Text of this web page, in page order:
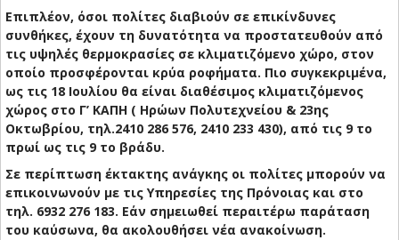
Επιπλέον, όσοι πολίτες διαβιούν σε επικίνδυνες
συνθήκες, έχουν τη δυνατότητα να προστατευθούν από
τις υψηλές θερμοκρασίες σε κλιματιζόμενο χώρο, στον
οποίο προσφέρονται κρύα ροφήματα. Πιο συγκεκριμένα,
ως τις 18 Ιουλίου θα είναι διαθέσιμος κλιματιζόμενος
χώρος στο Γ’ ΚΑΠΗ ( Ηρώων Πολυτεχνείου & 23ης
Οκτωβρίου, τηλ.2410 286 576, 2410 233 430), από τις 9 το
πρωί ως τις 9 το βράδυ.
Σε περίπτωση έκτακτης ανάγκης οι πολίτες μπορούν να
επικοινωνούν με τις Υπηρεσίες της Πρόνοιας και στο
τηλ. 6932 276 183. Εάν σημειωθεί περαιτέρω παράταση
του καύσωνα, θα ακολουθήσει νέα ανακοίνωση.